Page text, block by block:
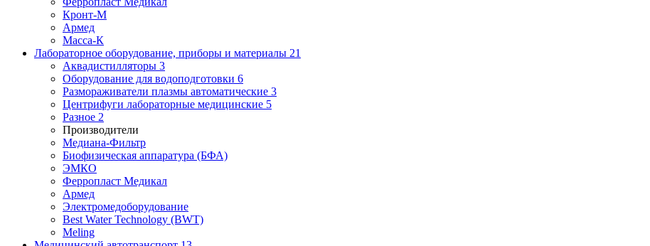
Кронт-М
Армед
Масса-К
Лабораторное оборудование, приборы и материалы 21
Аквадистилляторы 3
Оборудование для водоподготовки 6
Размораживатели плазмы автоматические 3
Центрифуги лабораторные медицинские 5
Разное 2
Производители
Медиана-Фильтр
Биофизическая аппаратура (БФА)
ЭМКО
Ферропласт Медикал
Армед
Электромедоборудование
Best Water Technology (BWT)
Meling